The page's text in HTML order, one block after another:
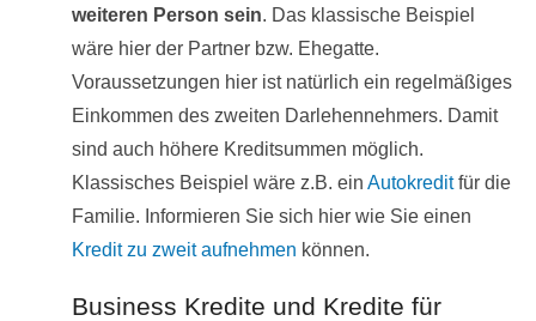
weiteren Person sein. Das klassische Beispiel
wäre hier der Partner bzw. Ehegatte.
Voraussetzungen hier ist natürlich ein regelmäßiges
Einkommen des zweiten Darlehennehmers. Damit
sind auch höhere Kreditsummen möglich.
Klassisches Beispiel wäre z.B. ein Autokreditfür die
Familie. Informieren Sie sich hier wie Sie einen
Kredit zu zweit aufnehmen können.
Business Kredite und Kredite für